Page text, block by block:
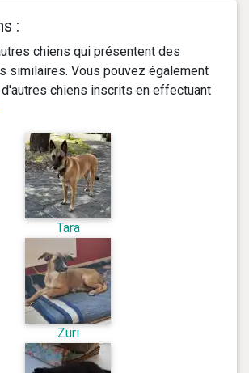
:
chiens qui présentent des
similaires. Vous pouvez également
chiens inscrits en effectuant
Tara
Zuri